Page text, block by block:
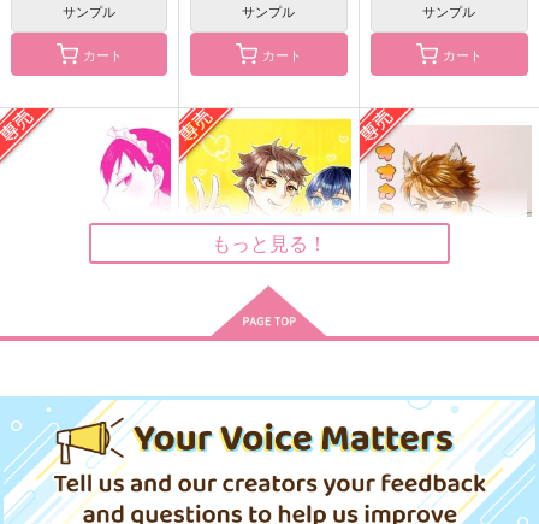
LOVE&CURE
candy-holic
及川徹×影山飛雄
サンプル
作品詳細
あれ？気付いちゃいま
したか？
ぽわちゅちゅ
472円（税込）
及川徹×影山飛雄
サンプル
作品詳細
Never Ever Hello（上
鶴のこむら返り
1,650
影山飛雄×日向翔陽
サンプル
作品詳細
サンプル
カート
サンプル
カート
サンプル
カート
白米工房
専売 440 （税込）
ハイキュー!!
及川徹×影山飛雄
白米工房
専売 770円（税込）
及川徹×影山飛雄
ツ
白米工房
550円 （税込）
ハイキュー!!
及川徹×影山飛雄
もっと見る！